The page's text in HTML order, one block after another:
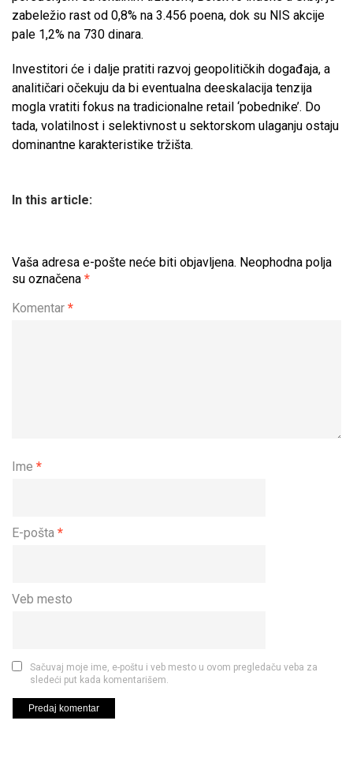
zabeležio rast od 0,8% na 3.456 poena, dok su NIS akcije
pale 1,2% na 730 dinara.
Investitori će i dalje pratiti razvoj geopolitičkih događaja, a
analitičari očekuju da bi eventualna deeskalacija tenzija
mogla vratiti fokus na tradicionalne retail ‘pobednike’. Do
tada, volatilnost i selektivnost u sektorskom ulaganju ostaju
dominantne karakteristike tržišta.
In this article:
Vaša adresa e-pošte neće biti objavljena. Neophodna polja
su označena *
Komentar *
Ime *
E-pošta *
Veb mesto
Sačuvaj moje ime, e-poštu i veb mesto u ovom pregledaču veba za
sledeći put kada komentarišem.